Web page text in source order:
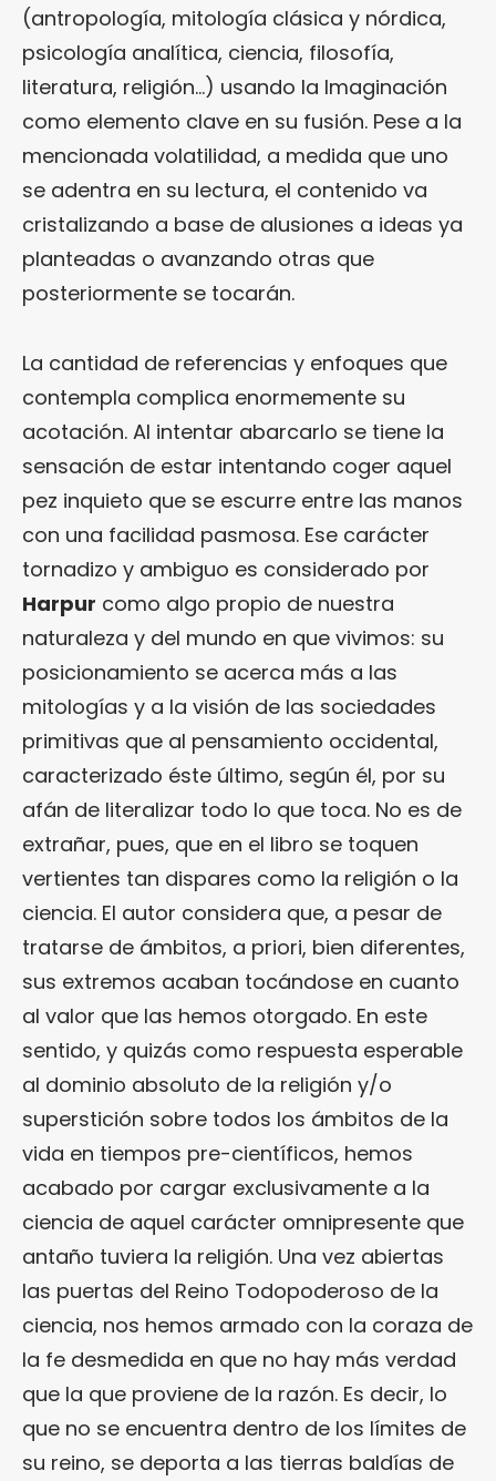
(antropología, mitología clásica y nórdica,
psicología analítica, ciencia, filosofía,
literatura, religión…) usando la Imaginación
como elemento clave en su fusión. Pese a la
mencionada volatilidad, a medida que uno
se adentra en su lectura, el contenido va
cristalizando a base de alusiones a ideas ya
planteadas o avanzando otras que
posteriormente se tocarán.
La cantidad de referencias y enfoques que
contempla complica enormemente su
acotación. Al intentar abarcarlo se tiene la
sensación de estar intentando coger aquel
pez inquieto que se escurre entre las manos
con una facilidad pasmosa. Ese carácter
tornadizo y ambiguo es considerado por
Harpur como algo propio de nuestra
naturaleza y del mundo en que vivimos: su
posicionamiento se acerca más a las
mitologías y a la visión de las sociedades
primitivas que al pensamiento occidental,
caracterizado éste último, según él, por su
afán de literalizar todo lo que toca. No es de
extrañar, pues, que en el libro se toquen
vertientes tan dispares como la religión o la
ciencia. El autor considera que, a pesar de
tratarse de ámbitos, a priori, bien diferentes,
sus extremos acaban tocándose en cuanto
al valor que las hemos otorgado. En este
sentido, y quizás como respuesta esperable
al dominio absoluto de la religión y/o
superstición sobre todos los ámbitos de la
vida en tiempos pre-científicos, hemos
acabado por cargar exclusivamente a la
ciencia de aquel carácter omnipresente que
antaño tuviera la religión. Una vez abiertas
las puertas del Reino Todopoderoso de la
ciencia, nos hemos armado con la coraza de
la fe desmedida en que no hay más verdad
que la que proviene de la razón. Es decir, lo
que no se encuentra dentro de los límites de
su reino, se deporta a las tierras baldías de